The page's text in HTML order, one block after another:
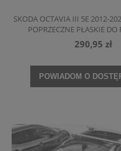
SKODA OCTAVIA III 5E 2012-
POPRZECZNE PŁASKIE
290,95 zł
POWIADOM O